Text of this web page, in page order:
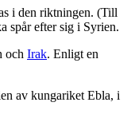
i den riktningen. (Till
spår efter sig i Syrien.
och Irak. Enligt en
av kungariket Ebla, i